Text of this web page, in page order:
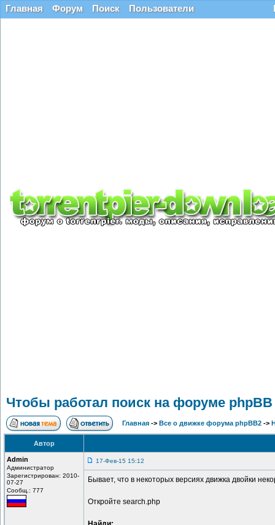
Главная Форум Поиск Пользователи
Чтобы работал поиск на форуме phpBB
Главная -> Все о движке форума phpBB2 ->
Автор
Admin
Администратор
Зарегистрирован: 2010-
07-27
Сообщ.: 777
17-Фев-15 15:12
Бывает, что в некоторых версиях движка двойки
Откройте search.php